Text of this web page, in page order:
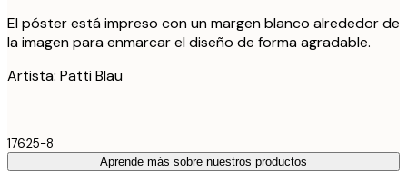
El póster está impreso con un margen blanco alrededor de
la imagen para enmarcar el diseño de forma agradable.
Artista: Patti Blau
17625-8
Aprende más sobre nuestros productos